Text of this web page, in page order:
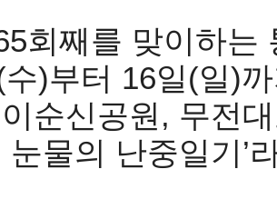
회째를 맞이하는
수)부터 16일(일)
이순신공원 , 무전
눈물의 난중일기’